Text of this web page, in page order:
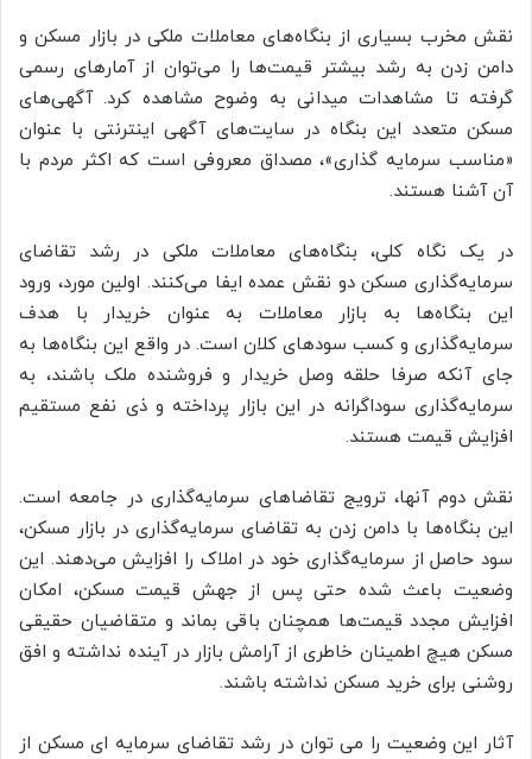
نقش مخرب بسیاری از بنگاه‌های معاملات ملکی در بازار مسکن و
دامن زدن به رشد بیشتر قیمت‌ها را می‌توان از آمارهای رسمی
گرفته تا مشاهدات میدانی به وضوح مشاهده کرد. آگهی‌های
مسکن متعدد این بنگاه در سایت‌های آگهی اینترنتی با عنوان
«مناسب سرمایه گذاری»، مصداق معروفی است که اکثر مردم با
آن آشنا هستند.
در یک نگاه کلی، بنگاه‌های معاملات ملکی در رشد تقاضای
سرمایه‌گذاری مسکن دو نقش عمده ایفا می‌کنند. اولین مورد، ورود
این بنگاه‌ها به بازار معاملات به عنوان خریدار با هدف
سرمایه‌گذاری و کسب سودهای کلان است. در واقع این بنگاه‌ها به
جای آنکه صرفا حلقه وصل خریدار و فروشنده ملک باشند، به
سرمایه‌گذاری سوداگرانه در این بازار پرداخته و ذی نفع مستقیم
افزایش قیمت هستند.
نقش دوم آنها، ترویج تقاضاهای سرمایه‌گذاری در جامعه است.
این بنگاه‌ها با دامن زدن به تقاضای سرمایه‌گذاری در بازار مسکن،
سود حاصل از سرمایه‌گذاری خود در املاک را افزایش می‌دهند. این
وضعیت باعث شده حتی پس از جهش قیمت مسکن، امکان
افزایش مجدد قیمت‌ها همچنان باقی بماند و متقاضیان حقیقی
مسکن هیچ اطمینان خاطری از آرامش بازار در آینده نداشته و افق
روشنی برای خرید مسکن نداشته باشند.
آثار این وضعیت را می توان در رشد تقاضای سرمایه ای مسکن از